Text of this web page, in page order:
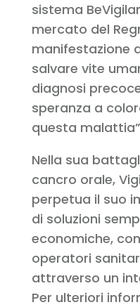
sistema
mercato del
manifestazione
salvare vite
diagnosi
speranza a
questa
Nella sua
cancro orale,
perpetua il suo
di soluzioni
economiche,
operatori
attraverso un
Per ulteriori